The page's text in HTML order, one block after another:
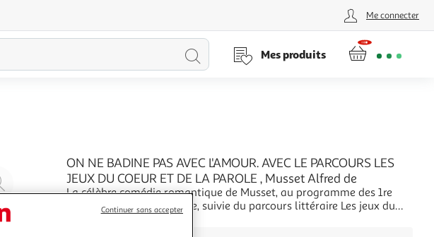
Me connecter
Lancer
Mes produits
Agrandir
l'illustration
à
Réduire
ON NE BADINE PAS AVEC L'AMOUR. AVEC LE PARCOURS LES
JEUX DU COEUR ET DE LA PAROLE , Musset Alfred de
La célèbre comédie romantique de Musset, au programme des 1re
générale et technologique, suivie du parcours littéraire Les jeux du
Continuer sans accepter